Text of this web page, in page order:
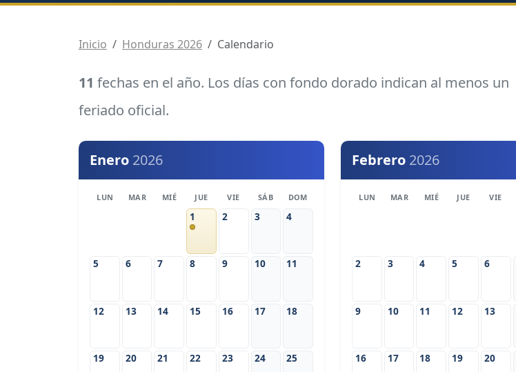
Inicio Honduras 2026 Calendario
11 fechas en el año. Los días con fondo dorado indican al menos un
feriado oficial.
Enero 2026
LUN MAR MIÉ JUE VIE SÁB DOM
1 2 3 4
5 6 7 8 9 10 11
12 13 14 15 16 17 18
19 20 21 22 23 24 25
Febrero 2026
LUN MAR MIÉ JUE VIE
2 3 4 5 6
9 10 11 12 13
16 17 18 19 20